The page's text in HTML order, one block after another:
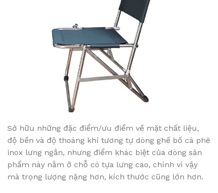
Sở hữu những đặc điểm/ưu điểm về mặt chất liệu,
độ bền và độ thoáng khí tương tự dòng ghế bố cà phê
inox lưng ngắn, nhưng điểm khác biệt của dòng sản
phẩm này nằm ở chỗ có tựa lưng cao, chính vì vậy
mà trọng lượng nặng hơn, kích thước cũng lớn hơn.